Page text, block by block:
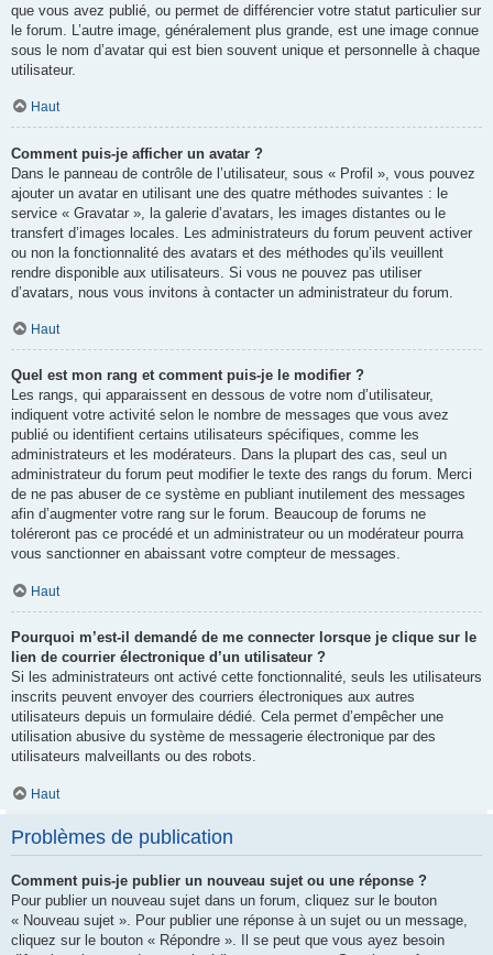
que vous avez publié, ou permet de différencier votre statut particulier sur
le forum. L’autre image, généralement plus grande, est une image connue
sous le nom d’avatar qui est bien souvent unique et personnelle à chaque
utilisateur.
Haut
Comment puis-je afficher un avatar ?
Dans le panneau de contrôle de l’utilisateur, sous « Profil », vous pouvez
ajouter un avatar en utilisant une des quatre méthodes suivantes : le
service « Gravatar », la galerie d’avatars, les images distantes ou le
transfert d’images locales. Les administrateurs du forum peuvent activer
ou non la fonctionnalité des avatars et des méthodes qu’ils veuillent
rendre disponible aux utilisateurs. Si vous ne pouvez pas utiliser
d’avatars, nous vous invitons à contacter un administrateur du forum.
Haut
Quel est mon rang et comment puis-je le modifier ?
Les rangs, qui apparaissent en dessous de votre nom d’utilisateur,
indiquent votre activité selon le nombre de messages que vous avez
publié ou identifient certains utilisateurs spécifiques, comme les
administrateurs et les modérateurs. Dans la plupart des cas, seul un
administrateur du forum peut modifier le texte des rangs du forum. Merci
de ne pas abuser de ce système en publiant inutilement des messages
afin d’augmenter votre rang sur le forum. Beaucoup de forums ne
toléreront pas ce procédé et un administrateur ou un modérateur pourra
vous sanctionner en abaissant votre compteur de messages.
Haut
Pourquoi m’est-il demandé de me connecter lorsque je clique sur le
lien de courrier électronique d’un utilisateur ?
Si les administrateurs ont activé cette fonctionnalité, seuls les utilisateurs
inscrits peuvent envoyer des courriers électroniques aux autres
utilisateurs depuis un formulaire dédié. Cela permet d’empêcher une
utilisation abusive du système de messagerie électronique par des
utilisateurs malveillants ou des robots.
Haut
Problèmes de publication
Comment puis-je publier un nouveau sujet ou une réponse ?
Pour publier un nouveau sujet dans un forum, cliquez sur le bouton
« Nouveau sujet ». Pour publier une réponse à un sujet ou un message,
cliquez sur le bouton « Répondre ». Il se peut que vous ayez besoin